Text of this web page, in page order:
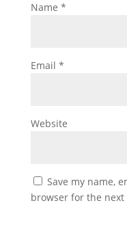
Name *
Email *
Website
Save my name,
browser for the